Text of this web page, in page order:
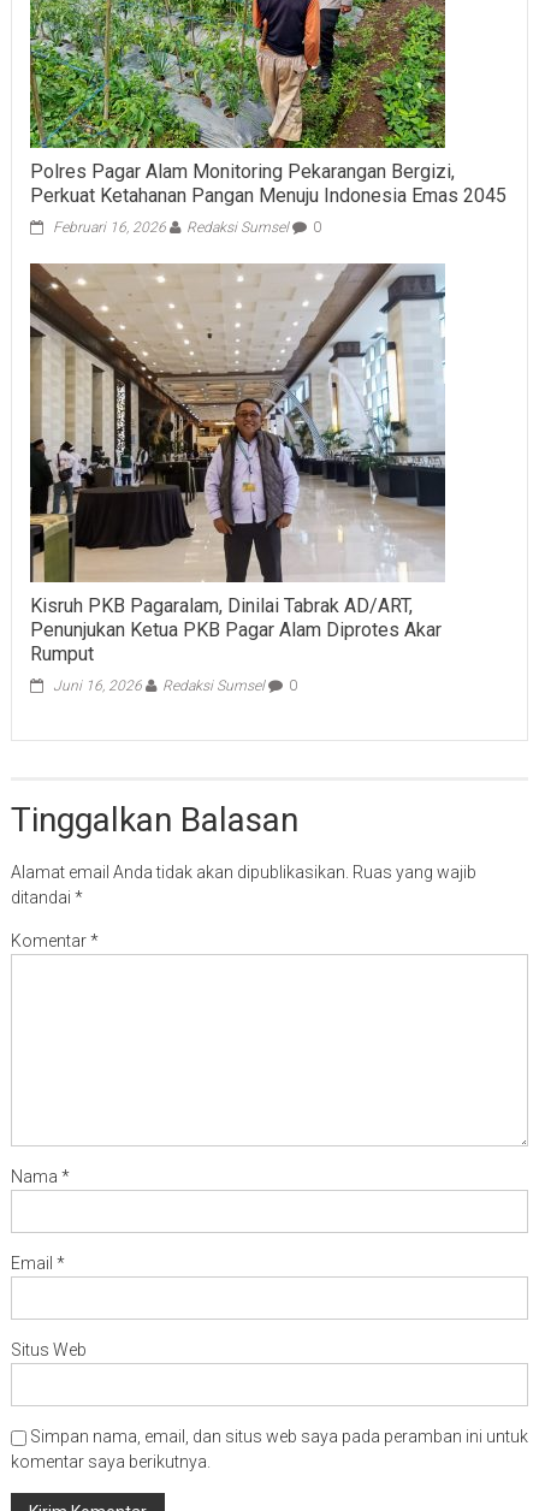
Polres Pagar Alam Monitoring Pekarangan Bergizi,
Perkuat Ketahanan Pangan Menuju Indonesia Emas 2045
Februari 16, 2026 Redaksi Sumsel 0
Kisruh PKB Pagaralam, Dinilai Tabrak AD/ART,
Penunjukan Ketua PKB Pagar Alam Diprotes Akar
Rumput
Juni 16, 2026 Redaksi Sumsel 0
Tinggalkan Balasan
Alamat email Anda tidak akan dipublikasikan. Ruas yang wajib
ditandai *
Komentar*
Nama *
Email *
Situs Web
Simpan nama, email, dan situs web saya pada peramban ini untuk
komentar saya berikutnya.